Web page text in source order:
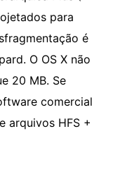
para
é
O OS X não
20 MB. Se
comercial
arquivos HFS +